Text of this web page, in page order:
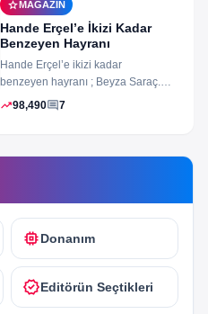
star MAGAZIN
Hande Erçel’e İkizi Kadar
Benzeyen Hayranı
Hande Erçel’e ikizi kadar
benzeyen hayranı ; Beyza Saraç.
Son zamanlarda Hande Erçel’e
trending_up98,490comment7
memoryDonanım
verifiedEditörün Seçtikleri